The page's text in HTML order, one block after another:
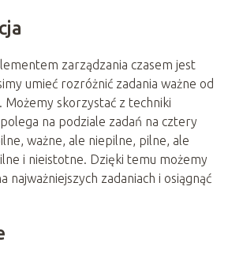
zarządzania czasem jest
umieć rozróżnić zadania ważne od
skorzystać z techniki
na podziale zadań na cztery
ważne, ale niepilne, pilne, ale
i nieistotne. Dzięki temu możemy
najważniejszych zadaniach i osiągnąć